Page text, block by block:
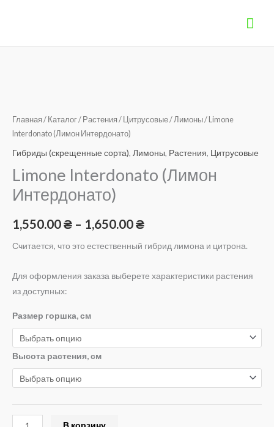
Главная / Каталог/ Растения / Цитрусовые/Лимоны/ Limone
Interdonato (Лимон Интердонато)
Гибриды (скрещенные сорта), Лимоны, Растения, Цитрусовые
Limone Interdonato (Лимон
Интердонато)
1,550.00₴ – 1,650.00₴
цен:
1,650.00 ₴
Считается, что это естественный гибрид лимона и цитрона.
Для оформления заказа выберете характеристики растения
из доступных:
Размер горшка, см
Высота растения, см
Limone
Interdonato
(Лимон